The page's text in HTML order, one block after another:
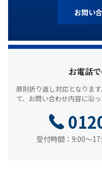
お問い
お電話
受付時間：9:00～
原則折り返し対応となります
て、 お問い合わせ内容に沿